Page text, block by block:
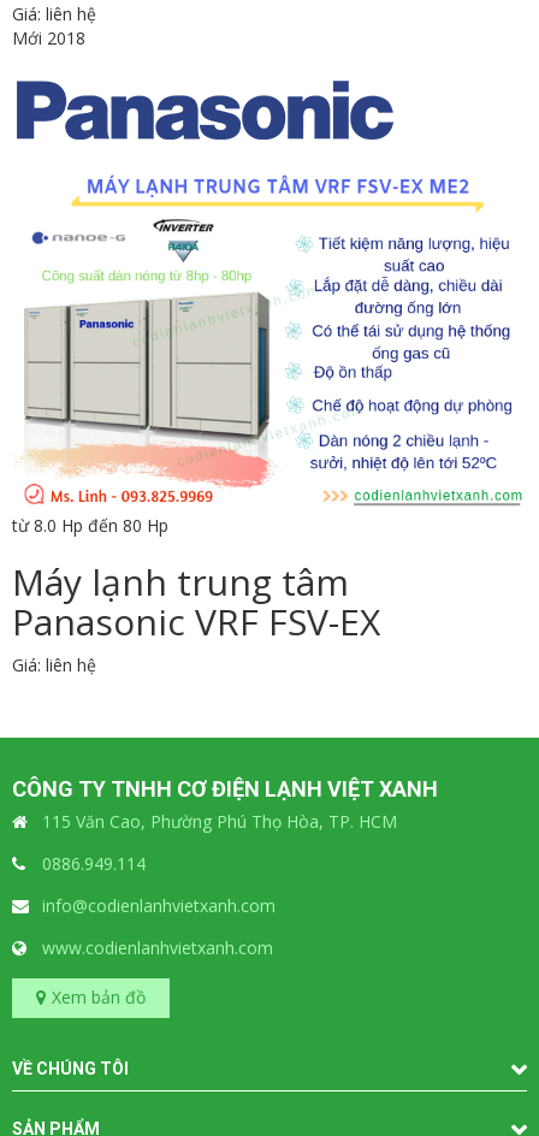
Giá: liên hệ
Mới 2018
từ 8.0 Hp đến 80 Hp
Máy lạnh trung tâm
Panasonic VRF FSV-EX
Giá: liên hệ
CÔNG TY TNHH CƠ ĐIỆN LẠNH VIỆT XANH
115 Văn Cao, Phường Phú Thọ Hòa, TP. HCM
0886.949.114
info@codienlanhvietxanh.com
www.codienlanhvietxanh.com
Xem bản đồ
VỀ CHÚNG TÔI
SẢN PHẨM